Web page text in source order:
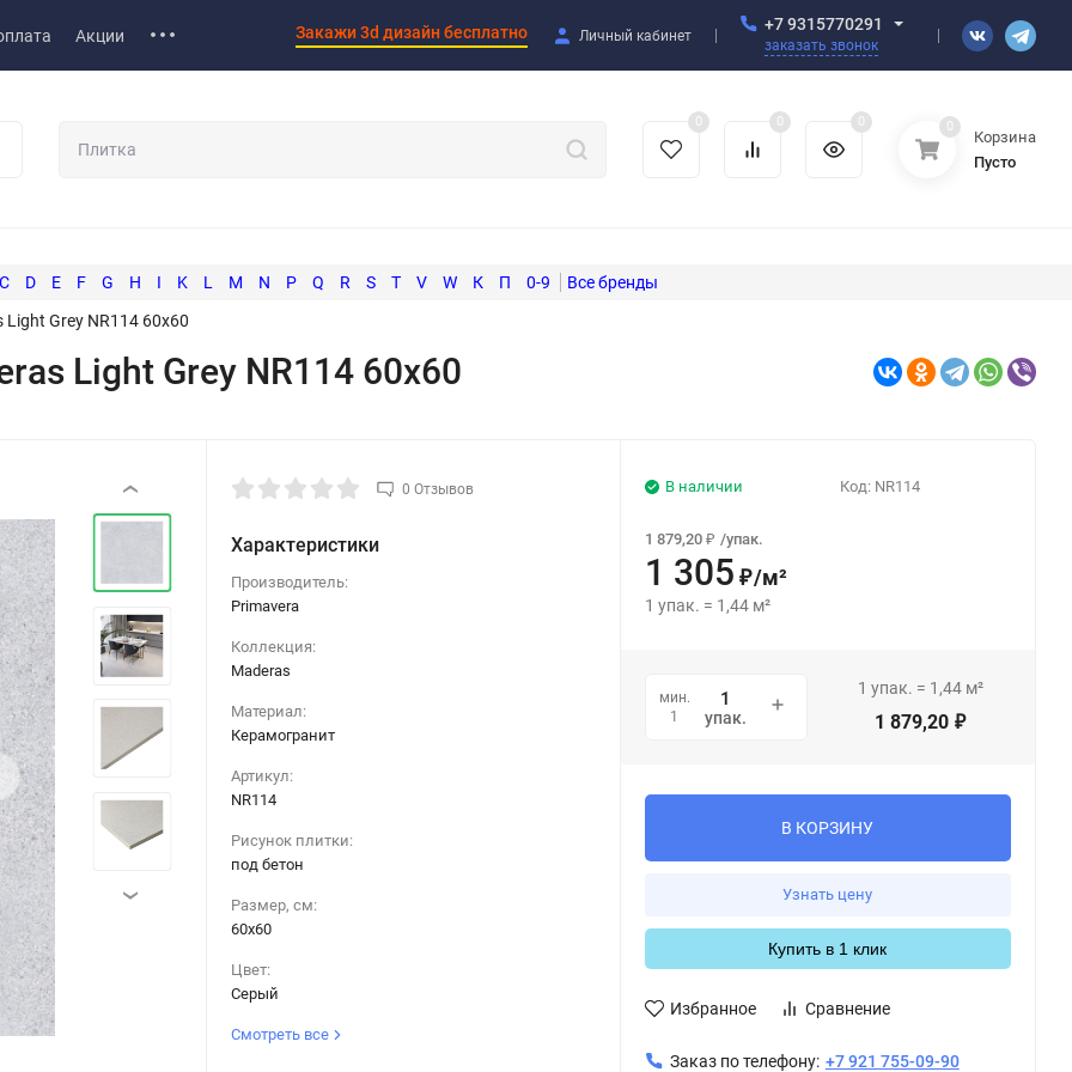
Акции Закажи 3d дизайн бесплатно Личный кабинет
+7 9315770291
заказать звонок
0 0 0 0
Корзина
Пусто
C D E F G H I K L M N P Q R S T V W К П
0-9
Grey NR114 60x60
Light Grey NR114 60x60
‹
›
0 Отзывов
Характеристики
Производитель:
Primavera
Коллекция:
Maderas
Материал:
Керамогранит
Артикул:
NR114
Рисунок плитки:
под бетон
Размер, см:
60х60
Цвет:
Серый
Смотреть все
Код: NR114
В наличии
1 879,20 ₽ /упак.
1 305 ₽/м²
1 упак. = 1,44 м²
мин.
1
упак.
1 упак. = 1,44 м²
1 879,20 ₽
В КОРЗИНУ
Узнать цену
Купить в 1 клик
Избранное Сравнение
Заказ по телефону: +7 921 755-09-90